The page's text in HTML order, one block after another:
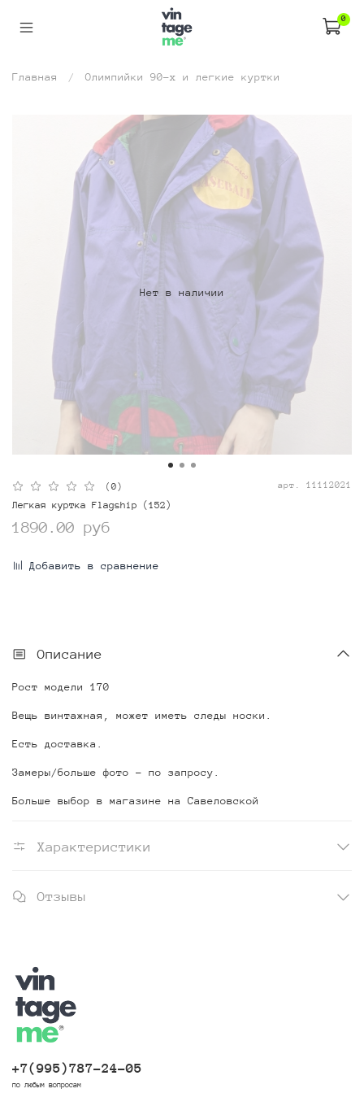
0
Главная Олимпийки 90-х и легкие куртки
Нет в наличии
(0) арт. 11112021
Легкая куртка Flagship (152)
1890.00 руб
Добавить в сравнение
Описание
Рост модели 170
Вещь винтажная, может иметь следы носки.
Есть доставка.
Замеры/больше фото - по запросу.
Больше выбор в магазине на Савеловской
Характеристики
Отзывы
+7(995)787-24-05
по любым вопросам